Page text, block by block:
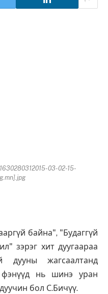
03-02-15-
байна", "Будаггүй
зэрэг хит дуугаараа
дууны жагсаалтанд
нь шинэ уран
бол С.Бичүү.